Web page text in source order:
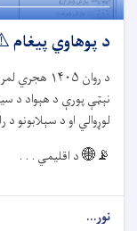
د پوهاوي
د روان ۱۴۰۵ هجري
نېټې پورې د هېواد د
لوړوالي او د سېلابونو د
📡🌐د اقلیمي . . .
نور...